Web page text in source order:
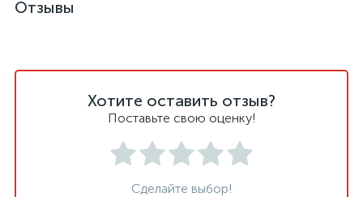
Отзывы
Хотите оставить отзыв?
Поставьте свою оценку!
Сделайте выбор!